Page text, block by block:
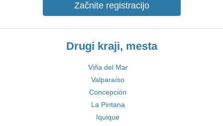
Začnite registracijo
Drugi kraji, mesta
Viña del Mar
Valparaíso
Concepción
La Pintana
Iquique